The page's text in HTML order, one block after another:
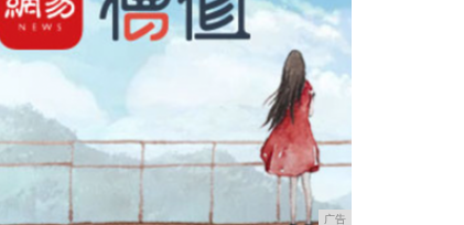
广告